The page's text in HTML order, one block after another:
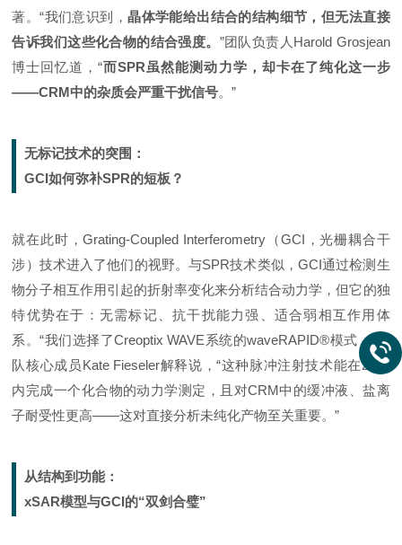
著。“我们意识到，晶体学能给出结合的结构细节，但无法直接
告诉我们这些化合物的结合强度。 ”团队负责人Harold Grosjean
博士回忆道，“而SPR虽然能测动力学，却卡在了纯化这一步
——CRM中的杂质会严重干扰信号。”
无标记技术的突围：
GCI如何弥补SPR的短板？
就在此时，Grating-Coupled Interferometry（GCI，光栅耦合干
涉）技术进入了他们的视野。与SPR技术类似，GCI通过检测生
物分子相互作用引起的折射率变化来分析结合动力学，但它的独
特优势在于：无需标记、抗干扰能力强、适合弱相互作用体
系。“我们选择了Creoptix WAVE系统的waveRAPID®模式，”团
队核心成员Kate Fieseler解释说，“这种脉冲注射技术能在25秒
内完成一个化合物的动力学测定，且对CRM中的缓冲液、盐离
子耐受性更高——这对直接分析未纯化产物至关重要。”
从结构到功能：
xSAR模型与GCI的“双剑合璧”